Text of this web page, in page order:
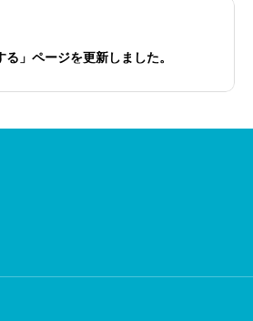
る」ページを更新しました。